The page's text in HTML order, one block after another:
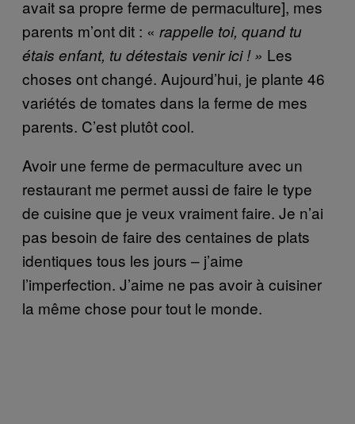
avait sa propre ferme de permaculture], mes
parents m’ont dit : « rappelle toi, quand tu
étais enfant, tu détestais venir ici ! » Les
choses ont changé. Aujourd’hui, je plante 46
variétés de tomates dans la ferme de mes
parents. C’est plutôt cool.
Avoir une ferme de permaculture avec un
restaurant me permet aussi de faire le type
de cuisine que je veux vraiment faire. Je n’ai
pas besoin de faire des centaines de plats
identiques tous les jours – j’aime
l’imperfection. J’aime ne pas avoir à cuisiner
la même chose pour tout le monde.